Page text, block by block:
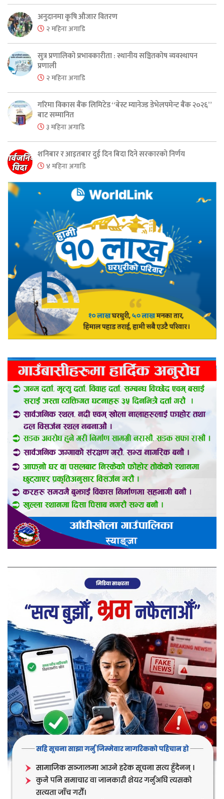
अनुदानमा कृषि औजार वितरण
२ महिना अगाडि
सुत्र प्रणालिको प्रभावकारीता : स्थानीय सञ्चितकोष व्यवस्थापन
प्रणाली
२ महिना अगाडि
गरिमा विकास बैंक लिमिटेड “बेस्ट म्यानेज्ड डेभेलपमेन्ट बैंक २०२६”
बाट सम्मानित
३ महिना अगाडि
शनिबार र आइतबार दुई दिन बिदा दिने सरकारको निर्णय
४ महिना अगाडि